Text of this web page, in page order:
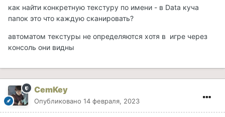
как найти конкретную текстуру по имени - в Data куча
папок это что каждую сканировать?
автоматом текстуры не определяются хотя в игре через
консоль они видны
CemKey
Опубликовано 14 февраля, 2023